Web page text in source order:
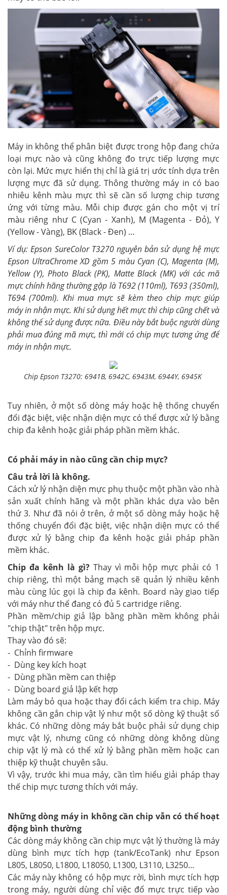
Máy in không thể phân biệt được trong hộp đang chứa
loại mực nào và cũng không đo trực tiếp lượng mực
còn lại. Mức mực hiển thị chỉ là giá trị ước tính dựa trên
lượng mực đã sử dụng. Thông thường máy in có bao
nhiêu kênh màu mực thì sẽ cần số lượng chip tương
ứng với từng màu. Mỗi chip được gán cho một vị trí
màu riêng như C (Cyan - Xanh), M (Magenta - Đỏ), Y
(Yellow - Vàng), BK (Black - Đen) …
Ví dụ: Epson SureColor T3270 nguyên bản sử dụng hệ mực
Epson UltraChrome XD gồm 5 màu Cyan (C), Magenta (M),
Yellow (Y), Photo Black (PK), Matte Black (MK) với các mã
mực chính hãng thường gặp là T692 (110ml), T693 (350ml),
T694 (700ml). Khi mua mực sẽ kèm theo chip mực giúp
máy in nhận mực. Khi sử dụng hết mực thì chip cũng chết và
không thể sử dụng được nữa. Điều này bắt buộc người dùng
phải mua đúng mã mực, thì mới có chip mực tương ứng để
máy in nhận mực.
Chip Epson T3270: 6941B, 6942C, 6943M, 6944Y, 6945K
Tuy nhiên, ở một số dòng máy hoặc hệ thống chuyển
đổi đặc biệt, việc nhận diện mực có thể được xử lý bằng
chip đa kênh hoặc giải pháp phần mềm khác.
Có phải máy in nào cũng cần chip mực?
Câu trả lời là không.
Cách xử lý nhận diện mực phụ thuộc một phần vào nhà
sản xuất chính hãng và một phần khác dựa vào bên
thứ 3. Như đã nói ở trên, ở một số dòng máy hoặc hệ
thống chuyển đổi đặc biệt, việc nhận diện mực có thể
được xử lý bằng chip đa kênh hoặc giải pháp phần
mềm khác.
Chip đa kênh là gì?Thay vì mỗi hộp mực phải có 1
chip riêng, thì một bảng mạch sẽ quản lý nhiều kênh
màu cùng lúc gọi là chip đa kênh. Board này giao tiếp
với máy như thể đang có đủ 5 cartridge riêng.
Phần mềm/chip giả lập bằng phần mềm không phải
"chip thật" trên hộp mực.
Thay vào đó sẽ:
- Chỉnh firmware
- Dùng key kích hoạt
- Dùng phần mềm can thiệp
- Dùng board giả lập kết hợp
Làm máy bỏ qua hoặc thay đổi cách kiểm tra chip. Máy
không cần gắn chip vật lý như một số dòng kỹ thuật số
khác. Có những dòng máy bắt buộc phải sử dụng chip
mực vật lý, nhưng cũng có những dòng không dùng
chip vật lý mà có thể xử lý bằng phần mềm hoặc can
thiệp kỹ thuật chuyên sâu.
Vì vậy, trước khi mua máy, cần tìm hiểu giải pháp thay
thế chip mực tương thích với máy.
Những dòng máy in không cần chip vẫn có thể hoạt
động bình thường
Các dòng máy không cần chip mực vật lý thường là máy
dùng bình mực tích hợp (tank/EcoTank) như Epson
L805, L8050, L1800, L18050, L1300, L3110, L3250…
Các máy này không có hộp mực rời, bình mực tích hợp
trong máy, người dùng chỉ việc đổ mực trực tiếp vào